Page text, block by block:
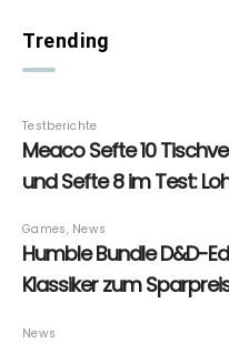
Trending